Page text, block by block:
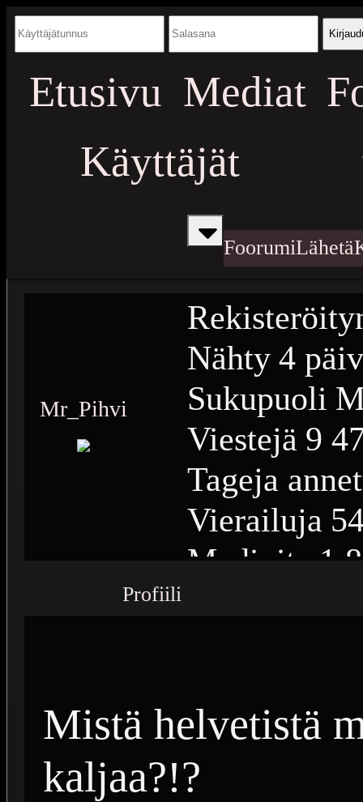
Etusivu Mediat
Käyttäjät
FoorumiLähetä
Mr_Pihvi
Nähty 4
Sukupuoli
Viestejä 9
Tageja
Vierailuja
Medioita
1
Profiili
Mistä helvetistä
kaljaa?!?